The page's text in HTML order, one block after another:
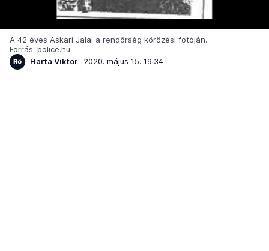
A 42 éves Askari Jalal a rendőrség körözési fotóján.
Forrás: police.hu
Harta Viktor
2020. május 15. 19:34